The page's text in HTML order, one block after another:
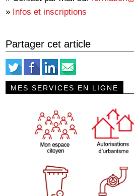
» Infos et inscriptions
Partager cet article
MES SERVICES EN LIGNE